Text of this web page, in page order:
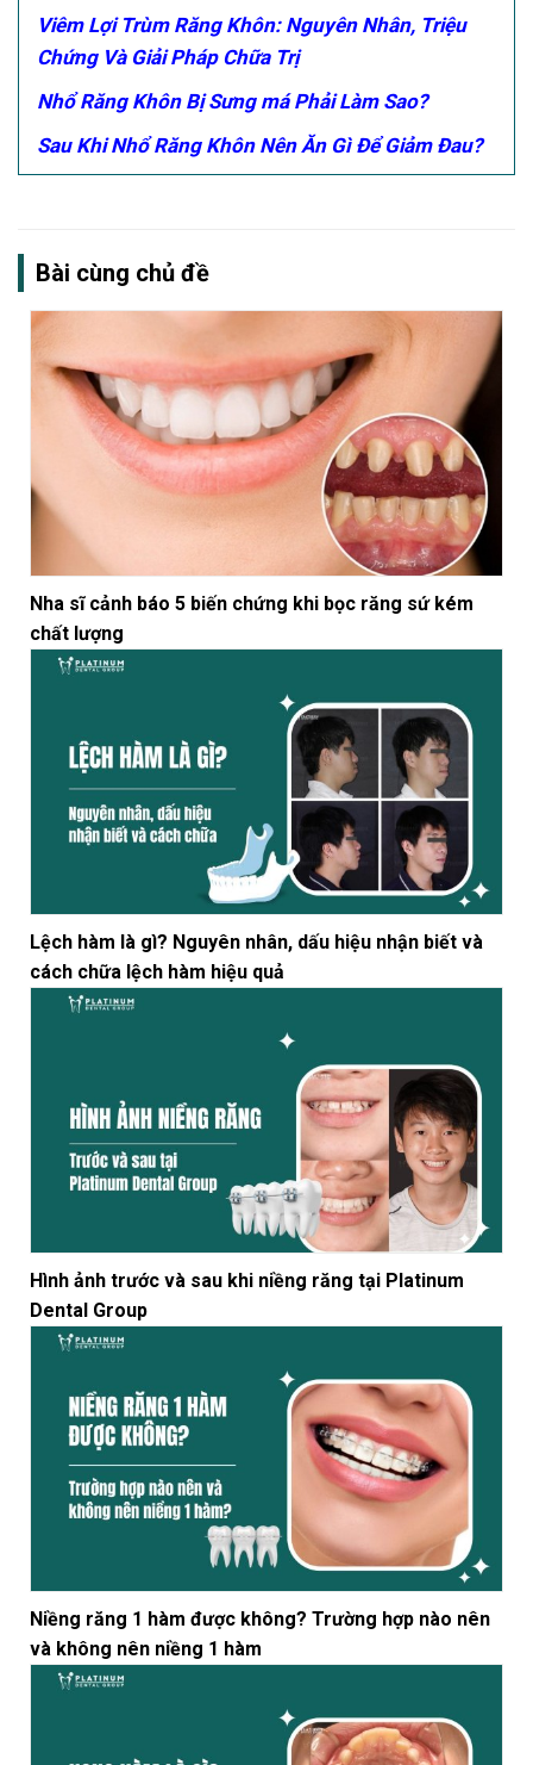
Viêm Lợi Trùm Răng Khôn: Nguyên Nhân, Triệu
Chứng Và Giải Pháp Chữa Trị
Nhổ Răng Khôn Bị Sưng má Phải Làm Sao?
Sau Khi Nhổ Răng Khôn Nên Ăn Gì Để Giảm Đau?
Bài cùng chủ đề
Nha sĩ cảnh báo 5 biến chứng khi bọc răng sứ kém
chất lượng
Lệch hàm là gì? Nguyên nhân, dấu hiệu nhận biết và
cách chữa lệch hàm hiệu quả
Hình ảnh trước và sau khi niềng răng tại Platinum
Dental Group
Niềng răng 1 hàm được không? Trường hợp nào nên
và không nên niềng 1 hàm